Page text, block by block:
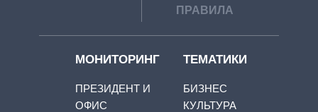
ПРАВИЛА
МОНИТОРИНГ
ПРЕЗИДЕНТ И
ОФИС
ТЕМАТИКИ
БИЗНЕС
КУЛЬТУРА